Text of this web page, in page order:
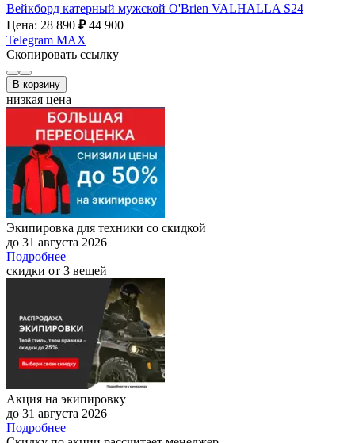
Вейкборд катерный мужской O'Brien VALHALLA S24
Цена: 28 890 ₽ 44 900
Telegram MAX
Скопировать ссылку
В корзину
низкая цена
Экипировка для техники со скидкой
до 31 августа 2026
Подробнее
скидки от 3 вещей
Акция на экипировку
до 31 августа 2026
Подробнее